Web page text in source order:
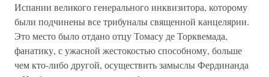
Испании великого генерального инквизитора, которому
были подчинены все трибуналы священной канцелярии.
Это место было отдано отцу Томасу де Торквемада,
фанатику, с ужасной жестокостью способному, больше
чем кто-либо другой, осуществить замыслы Фердинанда